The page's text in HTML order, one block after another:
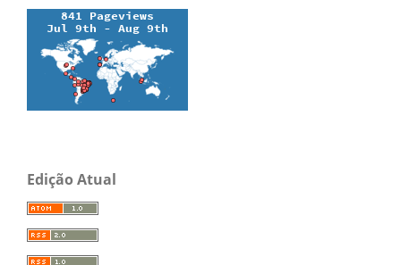
Edição Atual